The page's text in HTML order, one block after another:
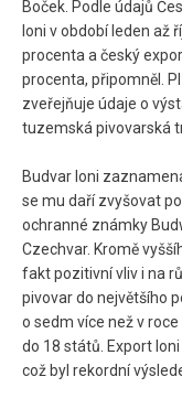
Boček. Podle údajů
loni v období leden až
procenta a český
procenta, připomněl.
zveřejňuje údaje o
tuzemská pivovarská
Budvar loni
se mu daří zvyšovat
ochranné známky
Czechvar. Kromě
fakt pozitivní vliv i na
pivovar do největšího
o sedm více než v
do 18 států. Export
což byl rekordní